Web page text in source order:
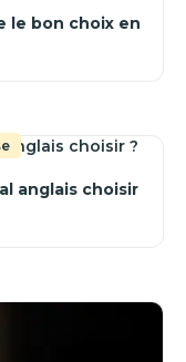
le bon choix en
anglais choisir